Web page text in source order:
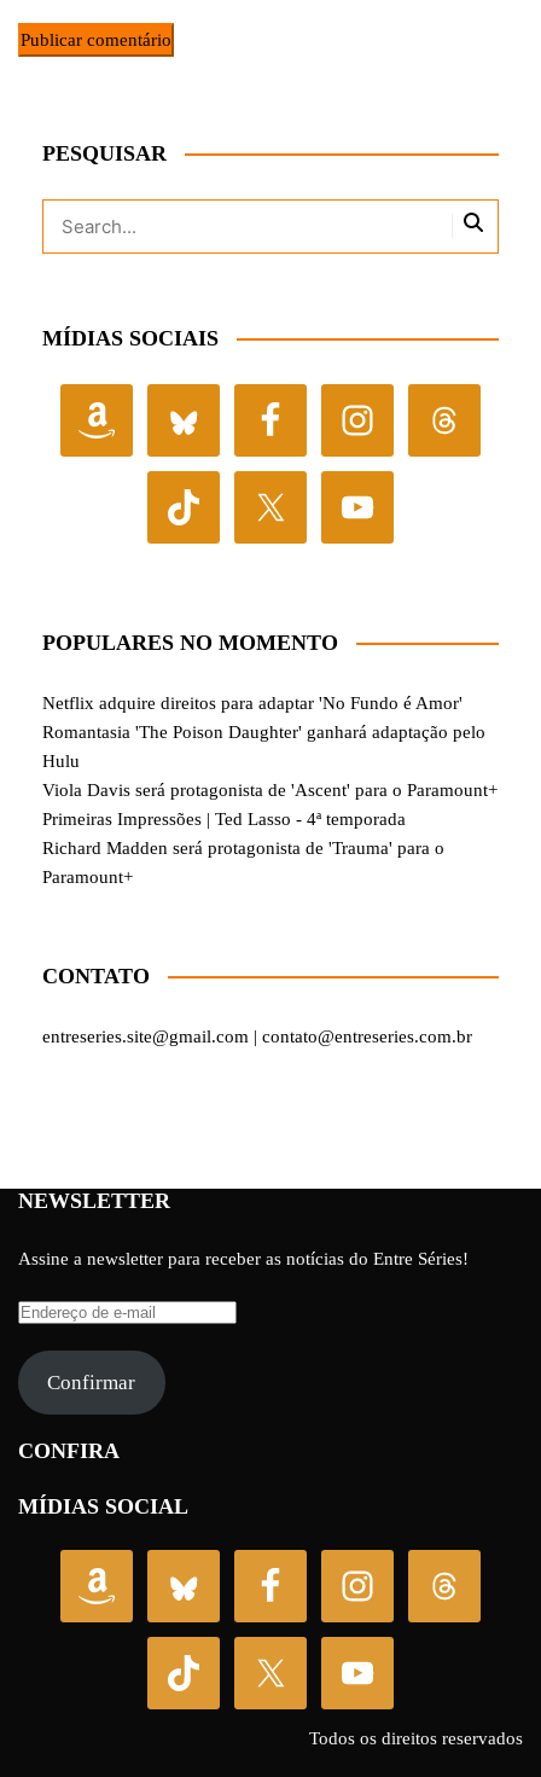
PESQUISAR
MÍDIAS SOCIAIS
POPULARES NO MOMENTO
Netflix adquire direitos para adaptar 'No Fundo é Amor'
Romantasia 'The Poison Daughter' ganhará adaptação pelo
Hulu
Viola Davis será protagonista de 'Ascent' para o Paramount+
Primeiras Impressões | Ted Lasso - 4ª temporada
Richard Madden será protagonista de 'Trauma' para o
Paramount+
CONTATO
entreseries.site@gmail.com | contato@entreseries.com.br
NEWSLETTER
Assine a newsletter para receber as notícias do Entre Séries!
Endereço
e-
mail
Confirmar
CONFIRA
MÍDIAS SOCIAL
Todos os direitos reservados